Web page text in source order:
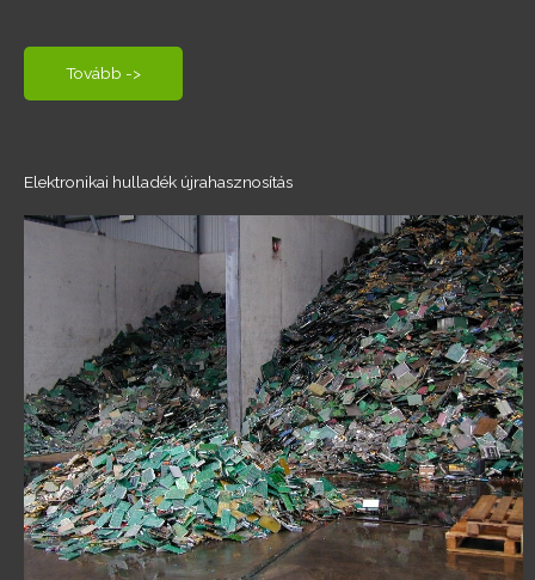
Tovább ->
Elektronikai hulladék újrahasznosítás